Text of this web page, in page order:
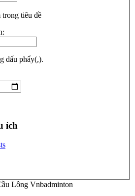
tiêu đề
dấu phẩy(,).
ích
Lông Vnbadminton